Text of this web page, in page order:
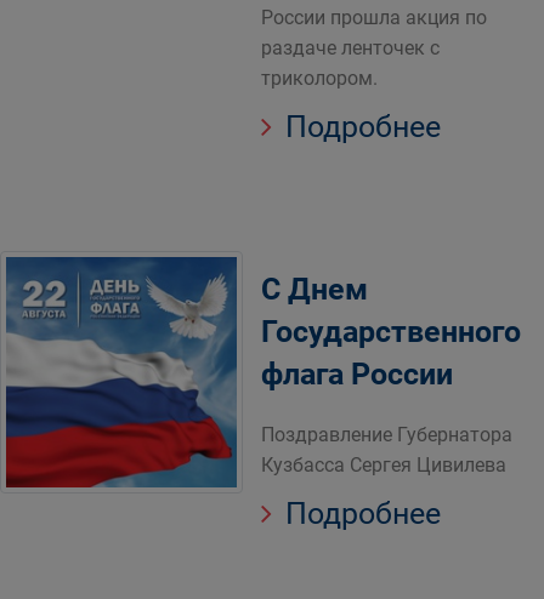
России прошла акция по
раздаче ленточек с
триколором.
Подробнее
С Днем
Государственного
флага России
Поздравление Губернатора
Кузбасса Сергея Цивилева
Подробнее